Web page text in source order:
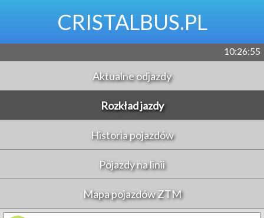
CRISTALBUS.PL
10:26:56
Aktualne odjazdy
Rozkład jazdy
Historia pojazdów
Pojazdy na linii
Mapa pojazdów ZTM